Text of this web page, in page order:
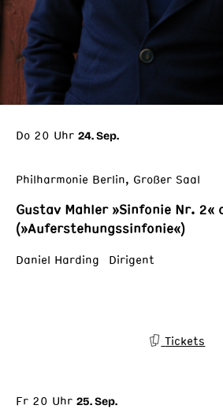
Do 20 Uhr 24. Sep.
Philharmonie Berlin, Großer Saal
Gustav Mahler »Sinfonie Nr. 2«
(»Auferstehungssinfonie«)
Daniel Harding Dirigent
Tickets
Fr 20 Uhr 25. Sep.